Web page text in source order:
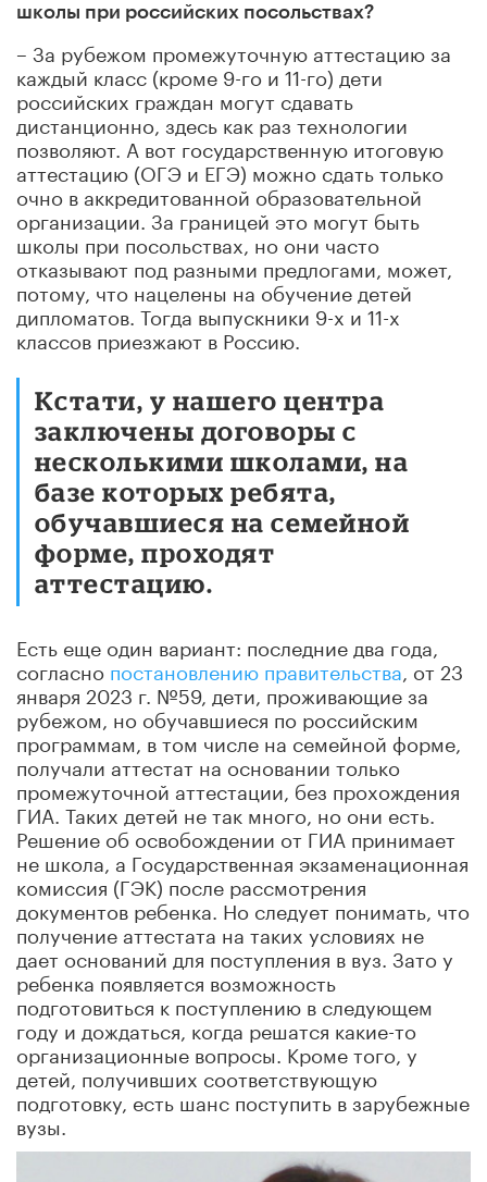
школы при российских посольствах?
– За рубежом промежуточную аттестацию за
каждый класс (кроме 9-го и 11-го) дети
российских граждан могут сдавать
дистанционно, здесь как раз технологии
позволяют. А вот государственную итоговую
аттестацию (ОГЭ и ЕГЭ) можно сдать только
очно в аккредитованной образовательной
организации. За границей это могут быть
школы при посольствах, но они часто
отказывают под разными предлогами, может,
потому, что нацелены на обучение детей
дипломатов. Тогда выпускники 9-х и 11-х
классов приезжают в Россию.
Кстати, у нашего центра
заключены договоры с
несколькими школами, на
базе которых ребята,
обучавшиеся на семейной
форме, проходят
аттестацию.
Есть еще один вариант: последние два года,
согласно постановлению правительства , от 23
января 2023 г. №59, дети, проживающие за
рубежом, но обучавшиеся по российским
программам, в том числе на семейной форме,
получали аттестат на основании только
промежуточной аттестации, без прохождения
ГИА. Таких детей не так много, но они есть.
Решение об освобождении от ГИА принимает
не школа, а Государственная экзаменационная
комиссия (ГЭК) после рассмотрения
документов ребенка. Но следует понимать, что
получение аттестата на таких условиях не
дает оснований для поступления в вуз. Зато у
ребенка появляется возможность
подготовиться к поступлению в следующем
году и дождаться, когда решатся какие-то
организационные вопросы. Кроме того, у
детей, получивших соответствующую
подготовку, есть шанс поступить в зарубежные
вузы.